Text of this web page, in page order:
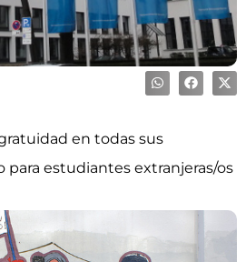
en todas sus
para estudiantes extranjeras/os